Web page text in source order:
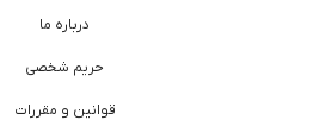
درباره ما
حریم شخصی
قوانین و مقررات